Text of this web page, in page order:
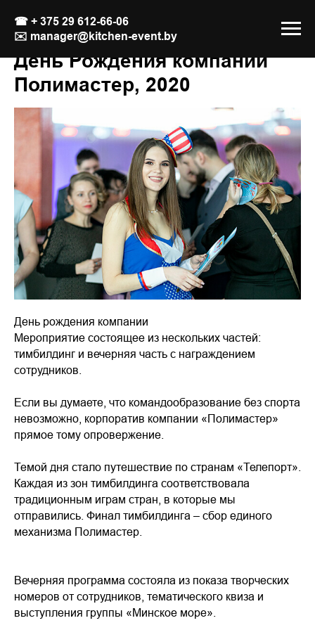
☎ + 375 29 612-66-06
✉️ manager@kitchen-event.by
День Рождения компании
Полимастер, 2020
День рождения компании
Мероприятие состоящее из нескольких частей:
тимбилдинг и вечерняя часть с награждением
сотрудников.
Если вы думаете, что командообразование без спорта
невозможно, корпоратив компании «Полимастер»
прямое тому опровержение.
Темой дня стало путешествие по странам «Телепорт».
Каждая из зон тимбилдинга соответствовала
традиционным играм стран, в которые мы
отправились. Финал тимбилдинга – сбор единого
механизма Полимастер.
Вечерняя программа состояла из показа творческих
номеров от сотрудников, тематического квиза и
выступления группы «Минское море».